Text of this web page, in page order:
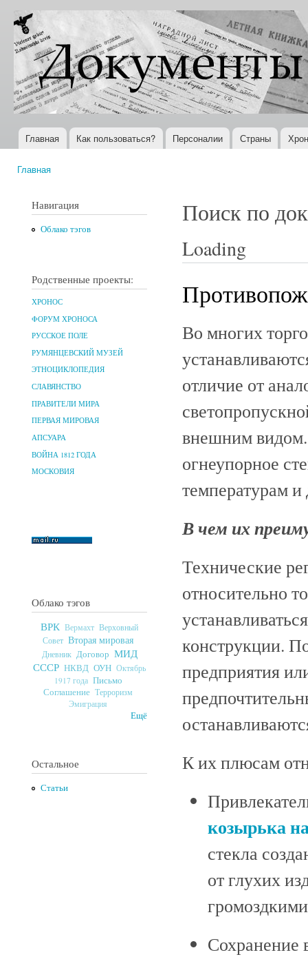
Документы
XX века
Всемирная
история в
Интернете
Главное меню
Главная Как пользоваться? Персоналии Страны
Главная
Навигация
Облако тэгов
Родственные проекты:
ХРОНОС
ФОРУМ ХРОНОСА
РУССКОЕ ПОЛЕ
РУМЯНЦЕВСКИЙ МУЗЕЙ
ЭТНОЦИКЛОПЕДИЯ
СЛАВЯНСТВО
ПРАВИТЕЛИ МИРА
ПЕРВАЯ МИРОВАЯ
АПСУАРА
ВОЙНА 1812 ГОДА
МОСКОВИЯ
Облако тэгов
ВРК Вермахт Верховный
Совет Вторая мировая
Дневник Договор МИД
СССР НКВД ОУН Октябрь
1917 года Письмо
Соглашение Терроризм
Эмиграция
Ещё
Остальное
Статьи
Поиск по
Loading
Во многих
отличие от
внешним видом.
огнеупорное
температурам
В чем их
Технические
относительно
конструкции.
предприятия
К их плюсам
козырька
стекла
от глухих
Сохранение